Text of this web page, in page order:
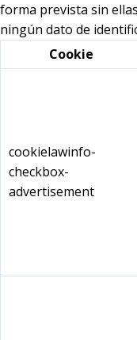
forma prevista sin
ningún dato de
Cookie
cookielawinfo-
checkbox-
advertisement